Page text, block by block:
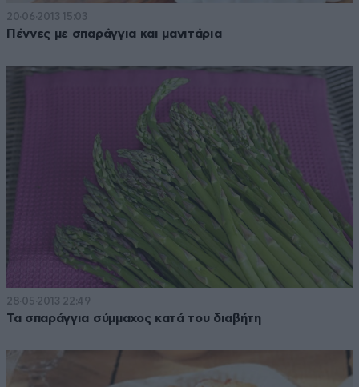
20·06·2013 15:03
Πέννες με σπαράγγια και μανιτάρια
28·05·2013 22:49
Τα σπαράγγια σύμμαχος κατά του διαβήτη